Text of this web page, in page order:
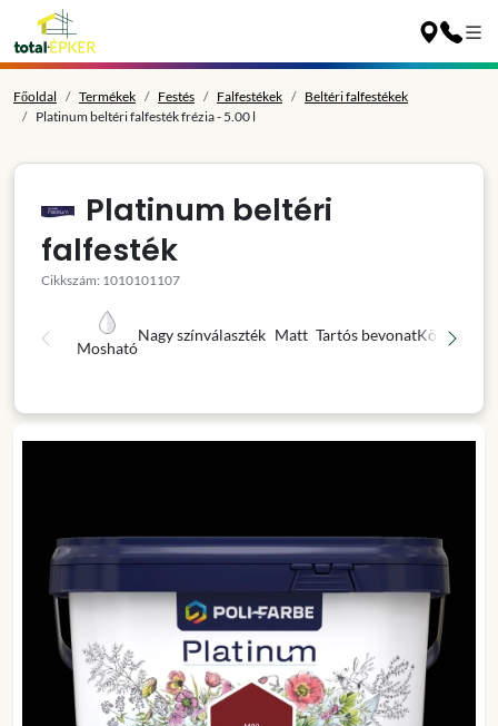
Főoldal Termékek Festés Falfestékek
Beltéri falfestékek
Platinum beltéri falfesték frézia - 5.00 l
Platinum beltéri
falfesték
Cikkszám: 1010101107
Mosható
Nagy színválaszték Matt Tartós bevonatKönnyű